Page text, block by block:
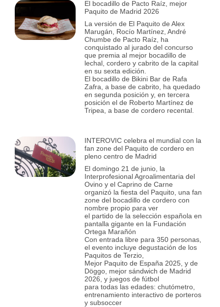
El bocadillo de Pacto Raíz, mejor
Paquito de Madrid 2026
La versión de El Paquito de Alex
Marugán, Rocío Martínez, André
Chumbe de Pacto Raíz, ha
conquistado al jurado del concurso
que premia al mejor bocadillo de
lechal, cordero y cabrito de la capital
en su sexta edición.
El bocadillo de Bikini Bar de Rafa
Zafra, a base de cabrito, ha quedado
en segunda posición y, en tercera
posición el de Roberto Martínez de
Tripea, a base de cordero recental.
INTEROVIC celebra el mundial con la
fan zone del Paquito de cordero en
pleno centro de Madrid
El domingo 21 de junio, la
Interprofesional Agroalimentaria del
Ovino y el Caprino de Carne
organizó la fiesta del Paquito, una fan
zone del bocadillo de cordero con
nombre propio para ver
el partido de la selección española en
pantalla gigante en la Fundación
Ortega Marañón
Con entrada libre para 350 personas,
el evento incluye degustación de los
Paquitos de Terzio,
Mejor Paquito de España 2025, y de
Döggo, mejor sándwich de Madrid
2026, y juegos de fútbol
para todas las edades: chutómetro,
entrenamiento interactivo de porteros
y subsoccer